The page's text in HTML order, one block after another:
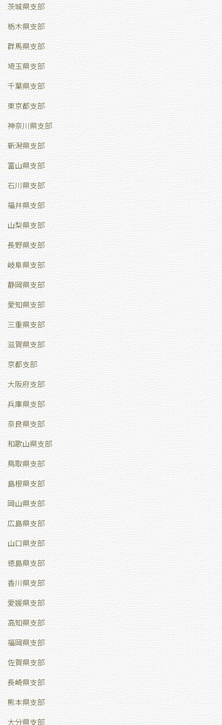
茨城県支部
栃木県支部
群馬県支部
埼玉県支部
千葉県支部
東京都支部
神奈川県支部
新潟県支部
富山県支部
石川県支部
福井県支部
山梨県支部
長野県支部
岐阜県支部
静岡県支部
愛知県支部
三重県支部
滋賀県支部
京都支部
大阪府支部
兵庫県支部
奈良県支部
和歌山県支部
鳥取県支部
島根県支部
岡山県支部
広島県支部
山口県支部
徳島県支部
香川県支部
愛媛県支部
高知県支部
福岡県支部
佐賀県支部
長崎県支部
熊本県支部
大分県支部